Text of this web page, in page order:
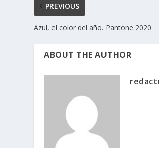
PREVIOUS
Azul, el color del año. Pantone 2020
ABOUT THE AUTHOR